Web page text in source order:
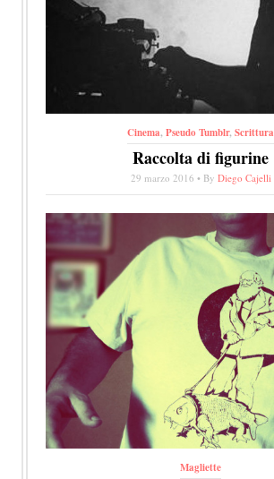
Cinema,Pseudo Tumblr,Scrittura
Raccolta di figurine
29 marzo 2016 • By Diego Cajelli
Magliette